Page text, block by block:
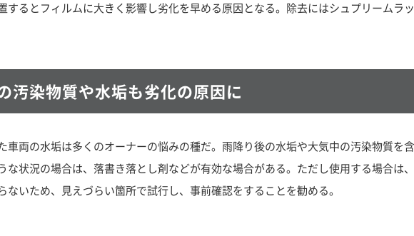
するとフィルムに大きく影響し劣化を早める原因となる。除去にはシュプリームラ
汚染物質や水垢も劣化の原因に
車両の水垢は多くのオーナーの悩みの種だ。雨降り後の水垢や大気中の汚染物質を
な状況の場合は、落書き落とし剤などが有効な場合がある。ただし使用する場合は
ないため、見えづらい箇所で試行し、事前確認をすることを勧める。